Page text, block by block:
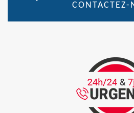
CONTACTEZ-